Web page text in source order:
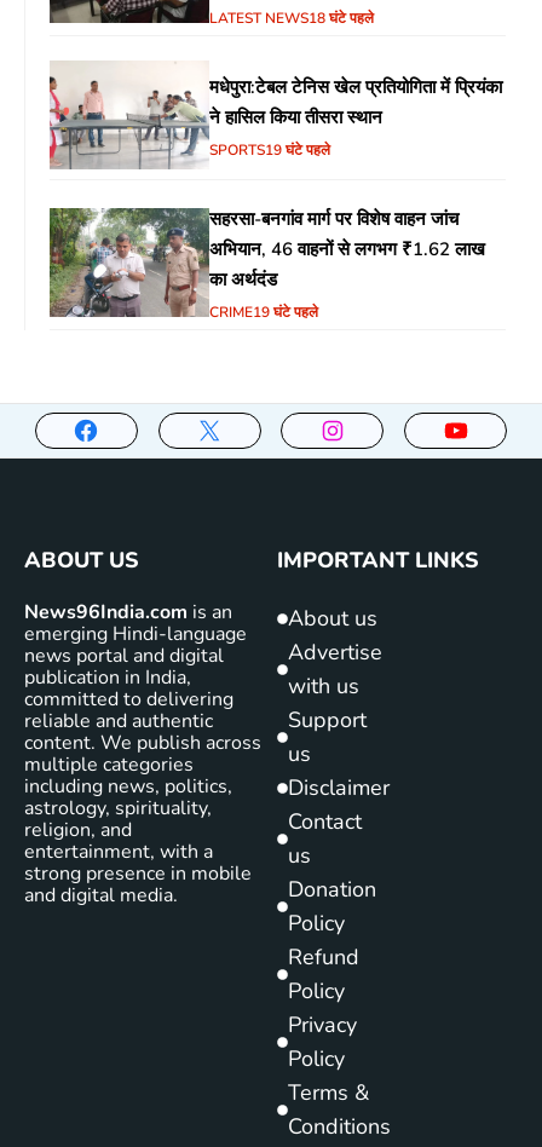
का उठा मुद्दा
LATEST NEWS18 घंटे पहले
मधेपुरा:टेबल टेनिस खेल प्रतियोगिता में प्रियंका
ने हासिल किया तीसरा स्थान
SPORTS19 घंटे पहले
सहरसा-बनगांव मार्ग पर विशेष वाहन जांच
अभियान, 46 वाहनों से लगभग ₹1.62 लाख
का अर्थदंड
CRIME19 घंटे पहले
ABOUT US
News96India.com is an
emerging Hindi-language
news portal and digital
publication in India,
committed to delivering
reliable and authentic
content. We publish across
multiple categories
including news, politics,
astrology, spirituality,
religion, and
entertainment, with a
strong presence in mobile
and digital media.
IMPORTANT LINKS
About us
Advertise
with us
Support
us
Disclaimer
Contact
us
Donation
Policy
Refund
Policy
Privacy
Policy
Terms &
Conditions